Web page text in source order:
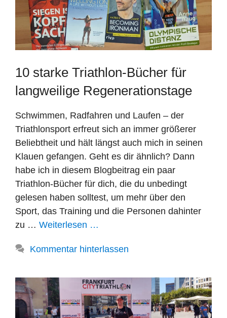
10 starke Triathlon-Bücher für
langweilige Regenerationstage
Schwimmen, Radfahren und Laufen – der
Triathlonsport erfreut sich an immer größerer
Beliebtheit und hält längst auch mich in seinen
Klauen gefangen. Geht es dir ähnlich? Dann
habe ich in diesem Blogbeitrag ein paar
Triathlon-Bücher für dich, die du unbedingt
gelesen haben solltest, um mehr über den
Sport, das Training und die Personen dahinter
zu … Weiterlesen …
Kommentar hinterlassen